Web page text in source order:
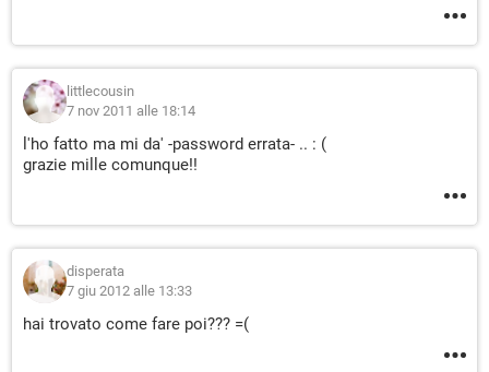
littlecousin
7 nov 2011 alle 18:14
l'ho fatto ma mi da' -password errata- .. : (
grazie mille comunque!!
disperata
7 giu 2012 alle 13:33
hai trovato come fare poi??? =(